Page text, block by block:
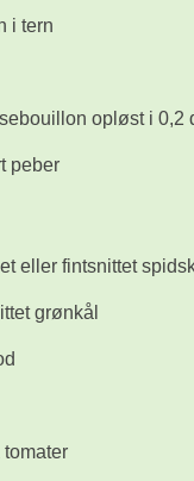
i tern
opløst i 0,2
peber
eller fintsnittet
grønkål
tomater